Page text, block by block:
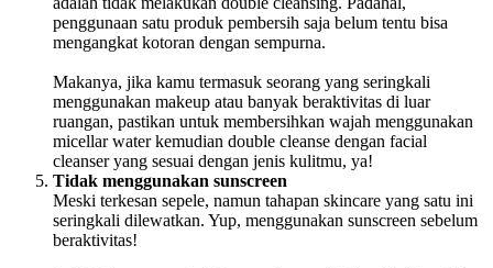
penggunaan satu produk pembersih saja belum tentu bisa
mengangkat kotoran dengan sempurna.
Makanya, jika kamu termasuk seorang yang seringkali
menggunakan makeup atau banyak beraktivitas di luar
ruangan, pastikan untuk membersihkan wajah menggunakan
micellar water kemudian double cleanse dengan facial
cleanser yang sesuai dengan jenis kulitmu, ya!
Tidak menggunakan sunscreen
Meski terkesan sepele, namun tahapan skincare yang satu ini
seringkali dilewatkan. Yup, menggunakan sunscreen sebelum
beraktivitas!